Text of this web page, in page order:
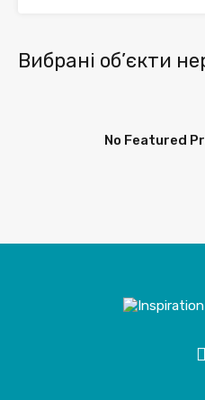
Вибрані об’єкти
No Featured